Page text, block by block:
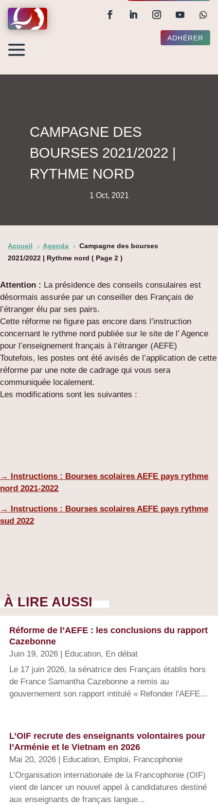
ADHÉRER
CAMPAGNE DES
BOURSES 2021/2022 |
RYTHME NORD
1 Oct, 2021
Accueil 5 Agenda 5 Campagne des bourses
2021/2022 | Rythme nord ( Page 2 )
Attention : La présidence des conseils consulaires est
désormais assurée par un conseiller des Français de
l’étranger élu par ses pairs.
Cette réforme ne figure pas encore dans l’instruction
concernant le rythme nord publiée sur le site de l’ Agence
pour l’enseignement français à l’étranger (AEFE)
Toutefois, les postes ont été avisés de l’application de cette
réforme par une note de cadrage qui vous sera
communiquée localement.
Les modifications sont les suivantes :
→ Instructions : Bourses scolaires AEFE pays rythme
nord 2021-2022
→ Instructions : Bourses scolaires AEFE pays rythme
sud 2022
À LIRE AUSSI
Réforme de l’AEFE : les conclusions du rapport
Cazebonne
Juin 19, 2026 Education, En débat
Le 17 juin 2026, la sénatrice des Français établis hors
de France Samantha Cazebonne a remis au
gouvernement son rapport intitulé « Refonder l'AEFE...
L’OIF recrute des enseignants volontaires pour
l’Arménie et le Vietnam en 2026
Mai 20, 2026 Education, Emploi, Francophonie
L’Organisation internationale de la Francophonie (OIF)
vient de lancer un nouvel appel à candidatures destiné
aux enseignants de français langue...